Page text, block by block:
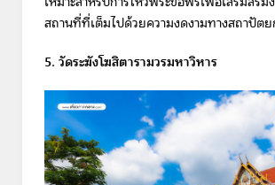
สถานที่ที่เต็มไปด้วยความงดงามทางสถาปัต
5. วัดระฆังโฆสิตารามวรมหาวิหาร